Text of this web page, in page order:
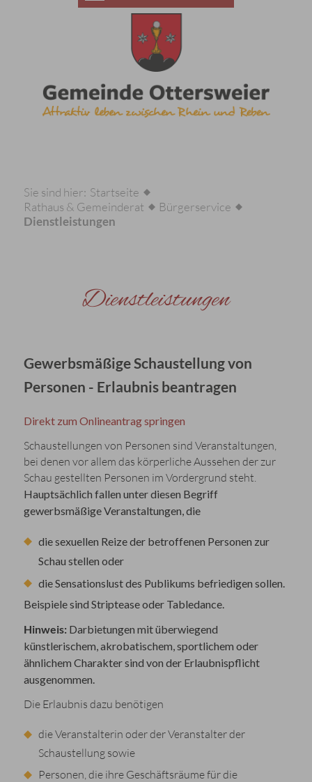
Sie sind hier: Startseite
Rathaus & Gemeinderat
Bürgerservice
Dienstleistungen
Dienstleistungen
Gewerbsmäßige Schaustellung von
Personen - Erlaubnis beantragen
Direkt zum Onlineantrag springen
Schaustellungen von Personen sind Veranstaltungen,
bei denen vor allem das körperliche Aussehen der zur
Schau gestellten Personen im Vordergrund steht.
Hauptsächlich fallen unter diesen Begriff
gewerbsmäßige Veranstaltungen, die
die sexuellen Reize der betroffenen Personen zur
Schau stellen oder
die Sensationslust des Publikums befriedigen sollen.
Beispiele sind Striptease oder Tabledance.
Hinweis: Darbietungen mit überwiegend
künstlerischem, akrobatischem, sportlichem oder
ähnlichem Charakter sind von der Erlaubnispflicht
ausgenommen.
Die Erlaubnis dazu benötigen
die Veranstalterin oder der Veranstalter der
Schaustellung sowie
Personen, die ihre Geschäftsräume für die